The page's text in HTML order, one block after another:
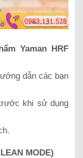
Yaman HRF
dẫn các bạn
khi sử dụng
MODE)